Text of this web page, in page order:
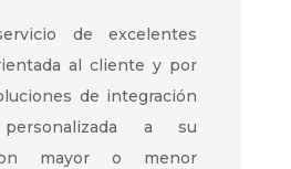
de excelentes
al cliente y por
de integración
personalizada a su
mayor o menor